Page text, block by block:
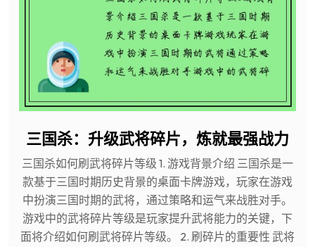
三国杀：升级武将碎片，炼就最强战力
三国杀如何刷武将碎片等级 1. 游戏背景介绍 三国杀是一
款基于三国时期历史背景的桌面卡牌游戏，玩家在游戏
中扮演三国时期的武将，通过策略和运气来战胜对手。
游戏中的武将碎片等级是玩家提升武将能力的关键，下
面将介绍如何刷武将碎片等级。 2. 刷碎片的重要性 武将